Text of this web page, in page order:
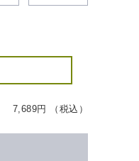
7,689円 （税込）